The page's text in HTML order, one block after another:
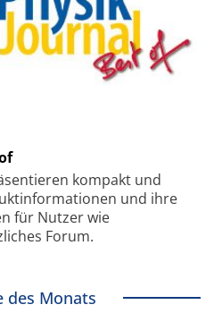
kompakt und
und ihre
für Nutzer wie
Forum.
des Monats